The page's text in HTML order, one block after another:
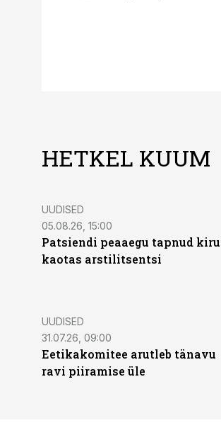
HETKEL KUUM
UUDISED
05.08.26, 15:00
Patsiendi peaaegu tapnud
kaotas arstilitsentsi
UUDISED
31.07.26, 09:00
Eetikakomitee arutleb tänavu
ravi piiramise üle